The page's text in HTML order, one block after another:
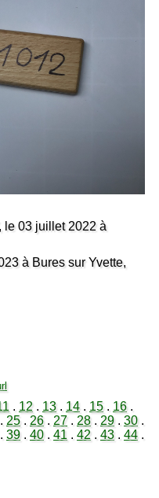
le 03 juillet 2022 à
à Bures sur Yvette,
. 12 . 13. 14 . 15. 16.
. 25. 26. 27 . 28. 29. 30.
39. 40. 41 . 42 . 43. 44 .